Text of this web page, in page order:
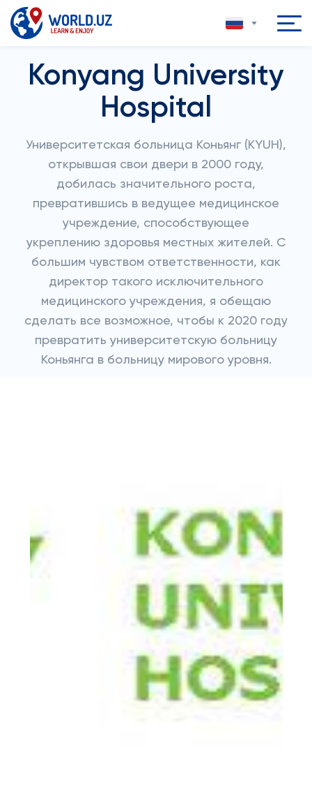
Konyang University
Hospital
Университетская больница Коньянг (KYUH),
открывшая свои двери в 2000 году,
добилась значительного роста,
превратившись в ведущее медицинское
учреждение, способствующее
укреплению здоровья местных жителей. С
большим чувством ответственности, как
директор такого исключительного
медицинского учреждения, я обещаю
сделать все возможное, чтобы к 2020 году
превратить университетскую больницу
Коньянга в больницу мирового уровня.